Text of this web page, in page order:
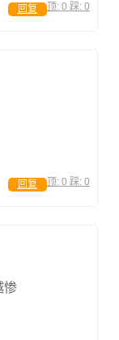
顶: 0 踩: 0
回复
顶: 0 踩: 0
回复
惨